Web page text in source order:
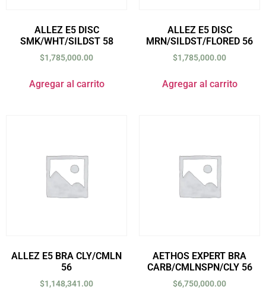
ALLEZ E5 DISC
SMK/WHT/SILDST 58
$1,785,000.00
Agregar al carrito
ALLEZ E5 DISC
MRN/SILDST/FLORED 56
$1,785,000.00
Agregar al carrito
ALLEZ E5 BRA CLY/CMLN
56
$1,148,341.00
AETHOS EXPERT BRA
CARB/CMLNSPN/CLY 56
$6,750,000.00